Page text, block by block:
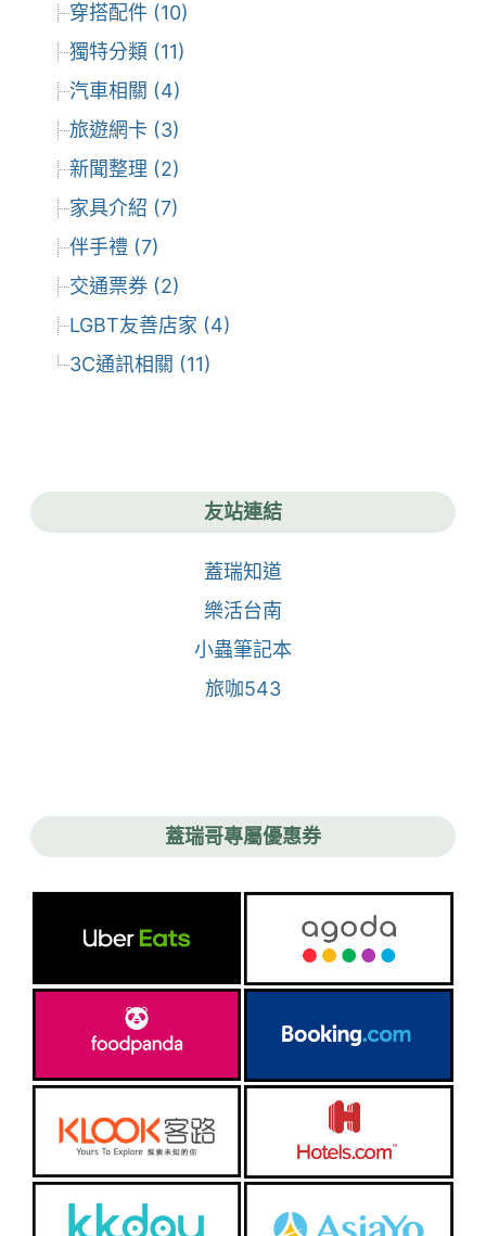
穿搭配件 (10)
獨特分類 (11)
汽車相關 (4)
旅遊網卡 (3)
新聞整理 (2)
家具介紹 (7)
伴手禮 (7)
交通票券 (2)
LGBT友善店家 (4)
3C通訊相關 (11)
友站連結
蓋瑞知道
樂活台南
小蟲筆記本
旅咖543
蓋瑞哥專屬優惠券